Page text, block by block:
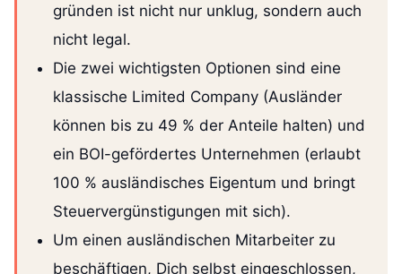
gründen ist nicht nur unklug, sondern auch
nicht legal.
Die zwei wichtigsten Optionen sind eine
klassische Limited Company (Ausländer
können bis zu 49 % der Anteile halten) und
ein BOI-gefördertes Unternehmen (erlaubt
100 % ausländisches Eigentum und bringt
Steuervergünstigungen mit sich).
Um einen ausländischen Mitarbeiter zu
beschäftigen, Dich selbst eingeschlossen,